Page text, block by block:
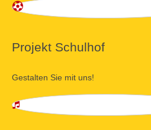
Projekt Schulhof
Gestalten Sie mit uns!